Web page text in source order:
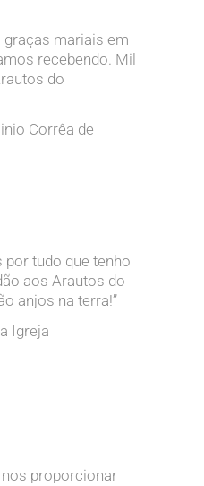
graças mariais em
recebendo. Mil
do
Corrêa de
por tudo que tenho
aos Arautos do
anjos na terra!”
Igreja
proporcionar